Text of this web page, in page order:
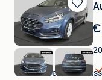
Bewaren
in
Mijn
€
Van Mossel Ford